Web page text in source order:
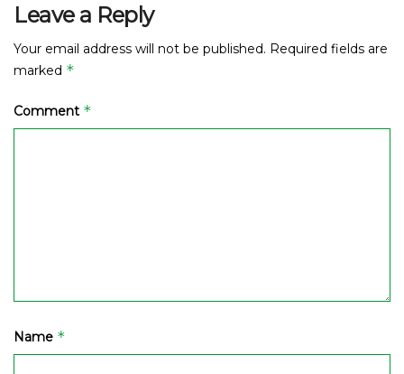
Leave a Reply
Your email address will not be published. Required fields are
marked *
Comment *
Name *